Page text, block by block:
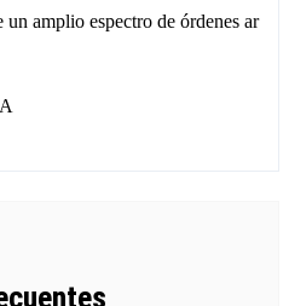
amplio espectro de órdenes ar